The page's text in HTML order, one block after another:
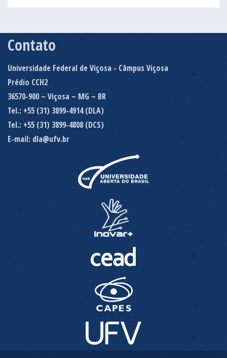
Contato
Universidade Federal de Viçosa - Câmpus Viçosa
Prédio CCH2
36570-900 – Viçosa – MG – BR
Tel.: +55 (31) 3899-4914 (DLA)
Tel.: +55 (31) 3899-4808 (DCS)
E-mail: dla@ufv.br